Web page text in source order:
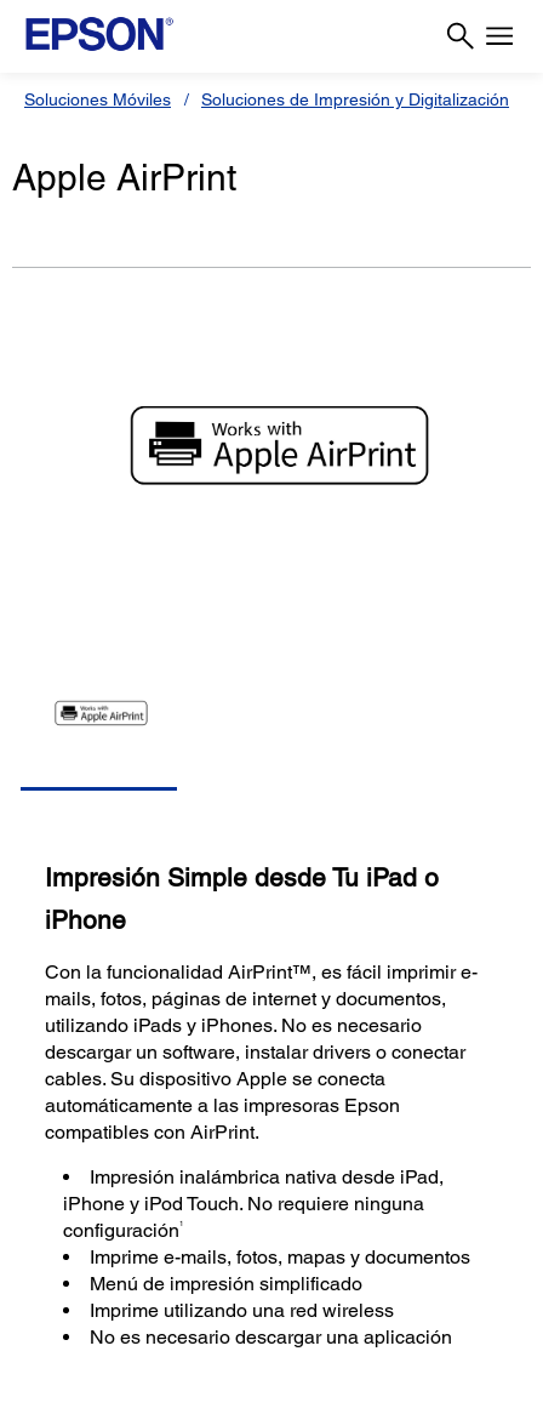
Soluciones Móviles Soluciones de Impresión y Digitalización
Apple AirPrint
Impresión Simple desde Tu iPad o
iPhone
Con la funcionalidad AirPrint™, es fácil imprimir e-
mails, fotos, páginas de internet y documentos,
utilizando iPads y iPhones. No es necesario
descargar un software, instalar drivers o conectar
cables. Su dispositivo Apple se conecta
automáticamente a las impresoras Epson
compatibles con AirPrint.
Impresión inalámbrica nativa desde iPad,
iPhone y iPod Touch. No requiere ninguna
configuración1
Imprime e-mails, fotos, mapas y documentos
Menú de impresión simplificado
Imprime utilizando una red wireless
No es necesario descargar una aplicación